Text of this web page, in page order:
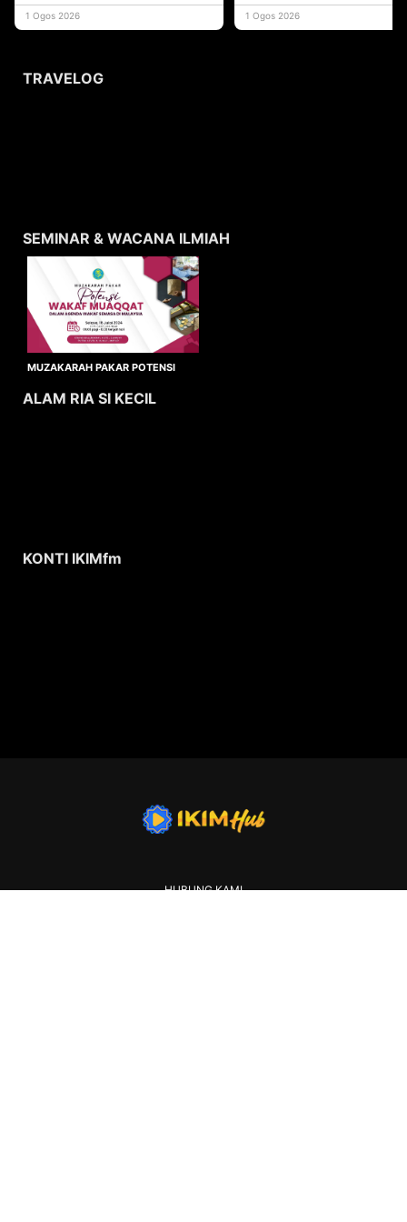
yang memberi ma
1 Ogos 2026
1 Ogos 2026
TRAVELOG
SEMINAR & WACANA ILMIAH
MUZAKARAH PAKAR POTENSI
ALAM RIA SI KECIL
KONTI IKIMfm
HUBUNG KAMI